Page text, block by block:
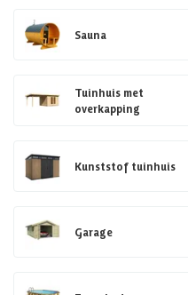
Sauna
Tuinhuis met
overkapping
Kunststof tuinhuis
Garage